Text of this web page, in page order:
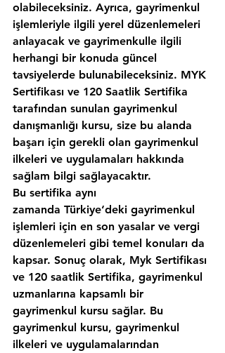
olabileceksiniz. Ayrıca, gayrimenkul
işlemleriyle ilgili yerel düzenlemeleri
anlayacak ve gayrimenkulle ilgili
herhangi bir konuda güncel
tavsiyelerde bulunabileceksiniz. MYK
Sertifikası ve 120 Saatlik Sertifika
tarafından sunulan gayrimenkul
danışmanlığı kursu, size bu alanda
başarı için gerekli olan gayrimenkul
ilkeleri ve uygulamaları hakkında
sağlam bilgi sağlayacaktır.
Bu sertifika aynı
zamanda Türkiye‘deki gayrimenkul
işlemleri için en son yasalar ve vergi
düzenlemeleri gibi temel konuları da
kapsar. Sonuç olarak, Myk Sertifikası
ve 120 saatlik Sertifika, gayrimenkul
uzmanlarına kapsamlı bir
gayrimenkul kursu sağlar. Bu
gayrimenkul kursu, gayrimenkul
ilkeleri ve uygulamalarından